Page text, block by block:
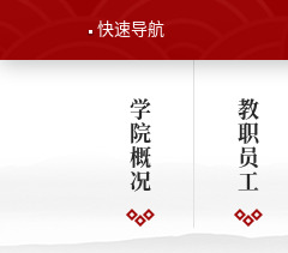
快速导航
学
院
概
况
教
职
员
工